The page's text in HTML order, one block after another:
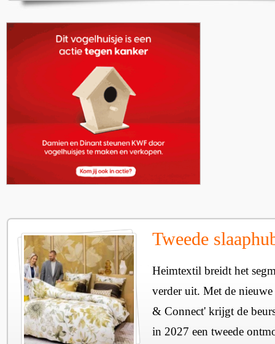
Tweede
Heimtextil breidt het
verder uit. Met de
& Connect' krijgt de
in 2027 een tweede